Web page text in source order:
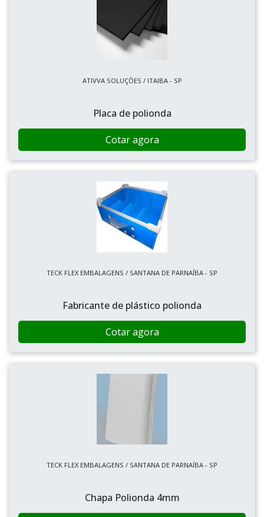
ATIVVA SOLUÇÕES / ITAIBA - SP
Placa de polionda
Cotar agora
TECK FLEX EMBALAGENS / SANTANA DE PARNAÍBA - SP
Fabricante de plástico polionda
Cotar agora
TECK FLEX EMBALAGENS / SANTANA DE PARNAÍBA - SP
Chapa Polionda 4mm